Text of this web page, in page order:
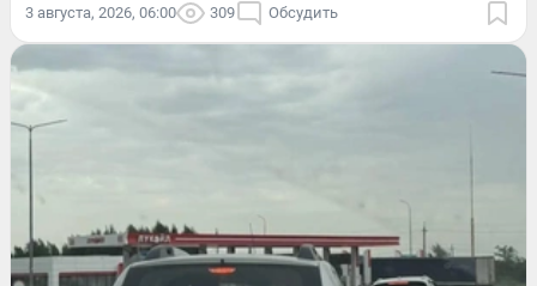
3 августа, 2026, 06:00 309 Обсудить